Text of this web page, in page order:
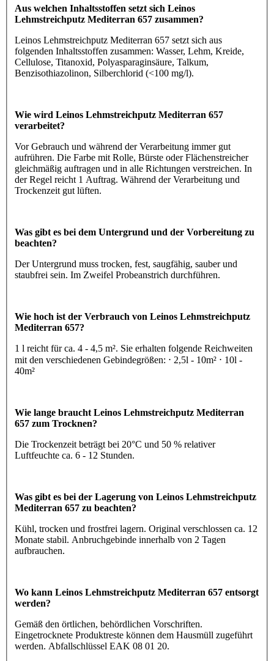
Aus welchen Inhaltsstoffen setzt sich Leinos
Lehmstreichputz Mediterran 657 zusammen?
Leinos Lehmstreichputz Mediterran 657 setzt sich aus
folgenden Inhaltsstoffen zusammen: Wasser, Lehm, Kreide,
Cellulose, Titanoxid, Polyasparaginsäure, Talkum,
Benzisothiazolinon, Silberchlorid (<100 mg/l).
Wie wird Leinos Lehmstreichputz Mediterran 657
verarbeitet?
Vor Gebrauch und während der Verarbeitung immer gut
aufrühren. Die Farbe mit Rolle, Bürste oder Flächenstreicher
gleichmäßig auftragen und in alle Richtungen verstreichen. In
der Regel reicht 1 Auftrag. Während der Verarbeitung und
Trockenzeit gut lüften.
Was gibt es bei dem Untergrund und der Vorbereitung zu
beachten?
Der Untergrund muss trocken, fest, saugfähig, sauber und
staubfrei sein. Im Zweifel Probeanstrich durchführen.
Wie hoch ist der Verbrauch von Leinos Lehmstreichputz
Mediterran 657?
1 l reicht für ca. 4 - 4,5 m². Sie erhalten folgende Reichweiten
mit den verschiedenen Gebindegrößen: ⋅ 2,5l - 10m² ⋅ 10l -
40m²
Wie lange braucht Leinos Lehmstreichputz Mediterran
657 zum Trocknen?
Die Trockenzeit beträgt bei 20°C und 50 % relativer
Luftfeuchte ca. 6 - 12 Stunden.
Was gibt es bei der Lagerung von Leinos Lehmstreichputz
Mediterran 657 zu beachten?
Kühl, trocken und frostfrei lagern. Original verschlossen ca. 12
Monate stabil. Anbruchgebinde innerhalb von 2 Tagen
aufbrauchen.
Wo kann Leinos Lehmstreichputz Mediterran 657 entsorgt
werden?
Gemäß den örtlichen, behördlichen Vorschriften.
Eingetrocknete Produktreste können dem Hausmüll zugeführt
werden. Abfallschlüssel EAK 08 01 20.